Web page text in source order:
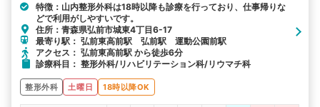
特徴：山内整形外科は18時以降も診療を行っており、仕事帰りな
どで利用がしやすいです。
住所：青森県弘前市城東4丁目6-17
最寄り駅： 弘前東高前駅 弘前駅 運動公園前駅
アクセス： 弘前東高前駅 から徒歩6分
診療科目： 整形外科/リハビリテーション科/リウマチ科
整形外科 土曜日 18時以降OK